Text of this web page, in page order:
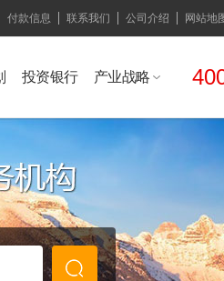
付款信息 联系我们 公司介绍 网站地
投资银行 产业战略